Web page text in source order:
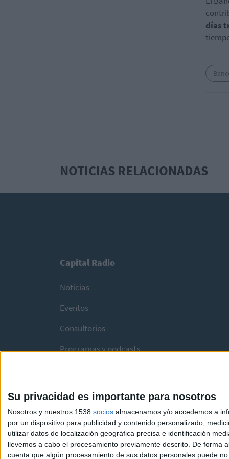
Su privacidad es importante para nosotros
Nosotros y nuestros 1538 socios almacenamos y/o accedemos a
por un dispositivo para publicidad y contenido personalizado,
utilizar datos de localización geográfica precisa e identificación
llevemos a cabo el procesamiento previamente descrito. De forma
cuenta que algún procesamiento de sus datos personales puede
días
NOTICIAS RELACIONADAS
Capital Radio
Noticias
Eventos
Consultorios
Programas y podcasts